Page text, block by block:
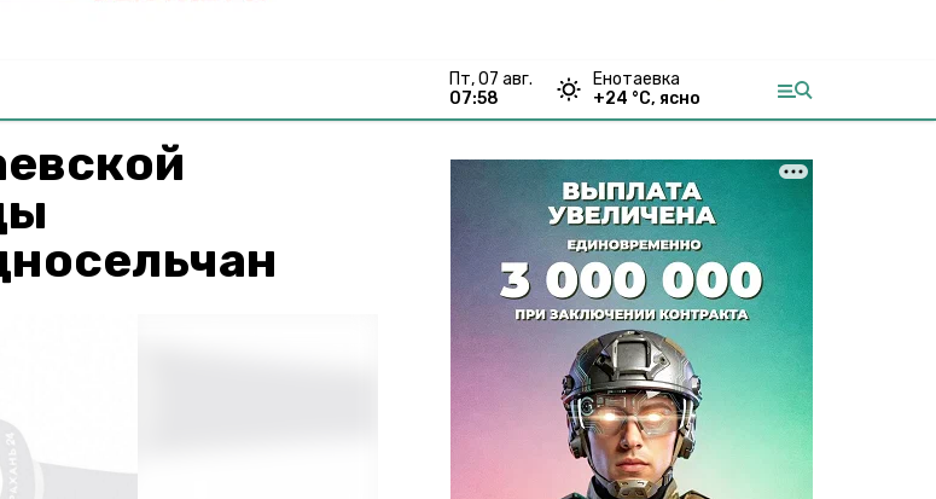
пт, 07 авг.
07:58
Енотаевка
+24 °С, ясно